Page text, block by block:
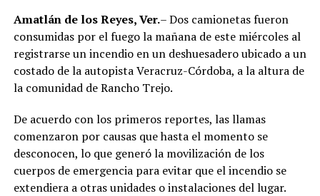
La sentencia representa uno de los primeros fallos
derivados de aquel operativo y confirma la
responsabilidad penal de los exuniformados por delitos
relacionados con la posesión de droga y el
públicos.
Amatlán de los Reyes, Ver.– Dos camionetas fueron
consumidas por el fuego la mañana de este miércoles al
registrarse un incendio en un deshuesadero ubicado a un
costado de la autopista Veracruz-Córdoba, a la altura de
la comunidad de Rancho Trejo.
De acuerdo con los primeros reportes, las llamas
comenzaron por causas que hasta el momento se
desconocen, lo que generó la movilización de los
cuerpos de emergencia para evitar que el incendio se
extendiera a otras unidades o instalaciones del lugar.